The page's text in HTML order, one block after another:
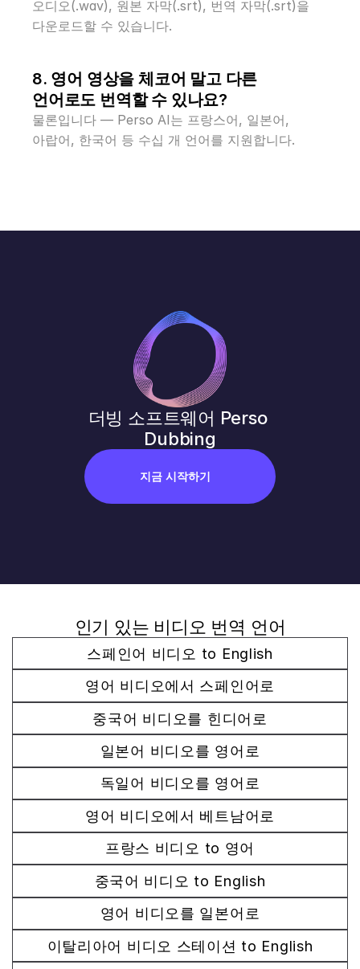
오디오(.wav), 원본 자막(.srt), 번역 자막(.srt)을
다운로드할 수 있습니다.
8. 영어 영상을 체코어 말고 다른
언어로도 번역할 수 있나요?
물론입니다 — Perso AI는 프랑스어, 일본어,
아랍어, 한국어 등 수십 개 언어를 지원합니다.
더빙 소프트웨어 Perso
Dubbing
지금 시작하기
인기 있는 비디오 번역 언어
스페인어 비디오 to English
영어 비디오에서 스페인어로
중국어 비디오를 힌디어로
일본어 비디오를 영어로
독일어 비디오를 영어로
영어 비디오에서 베트남어로
프랑스 비디오 to 영어
중국어 비디오 to English
영어 비디오를 일본어로
이탈리아어 비디오 스테이션 to English